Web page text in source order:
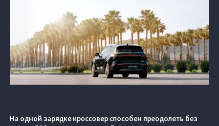
На одной зарядке кроссовер способен преодолеть без